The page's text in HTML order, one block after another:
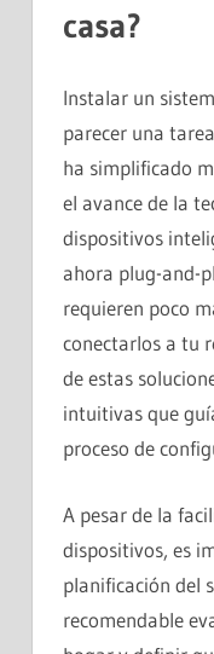
casa?
Instalar un
parecer una
ha simplificado
el avance de la
dispositivos
ahora plug-and-
requieren poco
conectarlos a tu
de estas
intuitivas que
proceso de
A pesar de la
dispositivos, es
planificación del
recomendable